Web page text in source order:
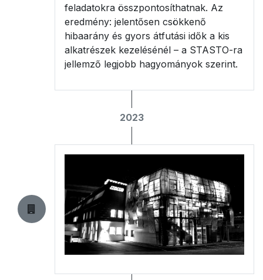
feladatokra összpontosíthatnak. Az
eredmény: jelentősen csökkenő
hibaarány és gyors átfutási idők a kis
alkatrészek kezelésénél – a STASTO-ra
jellemző legjobb hagyományok szerint.
2023